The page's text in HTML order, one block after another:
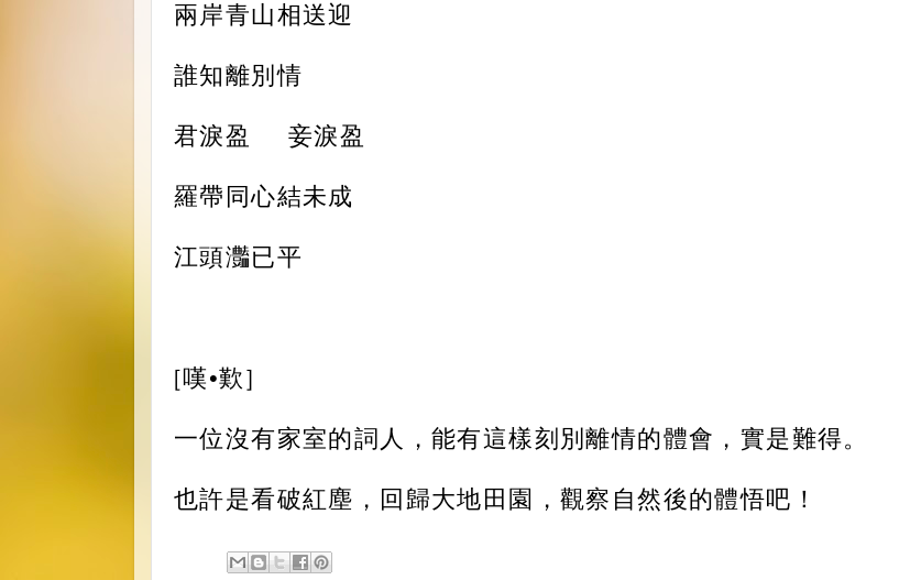
兩岸青山相送迎
誰知離別情
君淚盈
妾淚盈
羅帶同心結未成
江頭灎已平
[嘆•歎]
一位沒有家室的詞人，能有這樣刻別離情的體會，實是難得。
也許是看破紅塵，回歸大地田園，觀察自然後的體悟吧！